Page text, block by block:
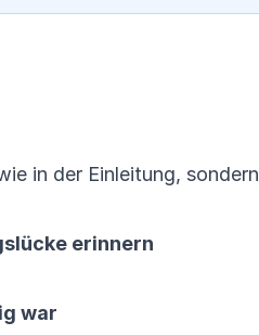
in der Einleitung, sondern
erinnern
war